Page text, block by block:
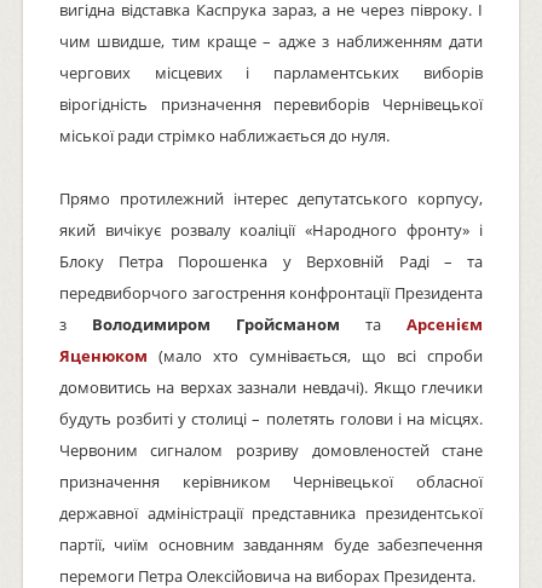
вигідна відставка Каспрука зараз, а не через півроку. І
чим швидше, тим краще – адже з наближенням дати
чергових місцевих і парламентських виборів
вірогідність призначення перевиборів Чернівецької
міської ради стрімко наближається до нуля.
Прямо протилежний інтерес депутатського корпусу,
який вичікує розвалу коаліції «Народного фронту» і
Блоку Петра Порошенка у Верховній Раді – та
передвиборчого загострення конфронтації Президента
з Володимиром Гройсманом таАрсенієм
Яценюком (мало хто сумнівається, що всі спроби
домовитись на верхах зазнали невдачі). Якщо глечики
будуть розбиті у столиці – полетять голови і на місцях.
Червоним сигналом розриву домовленостей стане
призначення керівником Чернівецької обласної
державної адміністрації представника президентської
партії, чиїм основним завданням буде забезпечення
перемоги Петра Олексійовича на виборах Президента.